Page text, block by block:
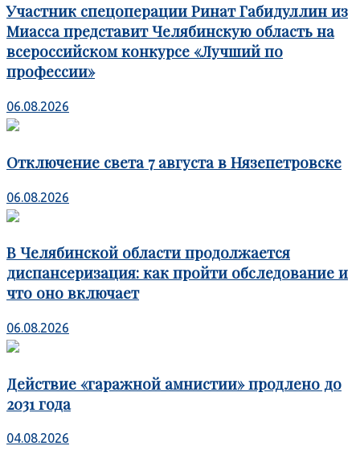
Участник спецоперации Ринат Габидуллин из
Миасса представит Челябинскую область на
всероссийском конкурсе «Лучший по
профессии»
06.08.2026
Отключение света 7 августа в Нязепетровске
06.08.2026
В Челябинской области продолжается
диспансеризация: как пройти обследование и
что оно включает
06.08.2026
Действие «гаражной амнистии» продлено до
2031 года
04.08.2026